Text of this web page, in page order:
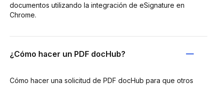
documentos utilizando la integración de eSignature en
Chrome.
¿Cómo hacer un PDF docHub?
Cómo hacer una solicitud de PDF docHub para que otros